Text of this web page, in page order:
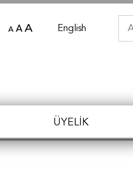
ÜYELIK
A A A English